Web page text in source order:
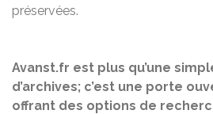
préservées.
Avanst.fr est plus qu’une
d’archives; c’est une porte
offrant des options de